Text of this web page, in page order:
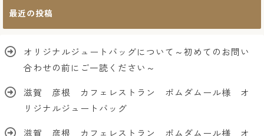
最近の投稿
オリジナルジュートバッグについて～初めてのお問い
合わせの前にご一読ください～
滋賀 彦根 カフェレストラン ポムダムール様 オ
リジナルジュートバッグ
滋賀 彦根 カフェレストラン ポムダムール様 オ